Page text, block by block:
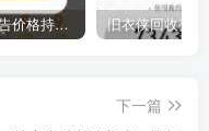
618活动广告价格持续上涨，钱袋子广告可以价格翻倍
下一篇